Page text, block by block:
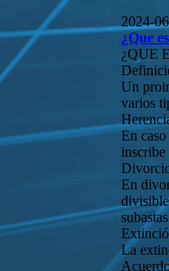
2024-
¿Que
¿QUE
Un
varios
En
inscribe
En
La